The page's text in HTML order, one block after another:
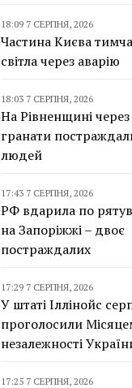
18:09 7 СЕРПНЯ, 2026
Частина Києва
світла через аварію
18:03 7 СЕРПНЯ, 2026
На Рівненщині
гранати
людей
17:43 7 СЕРПНЯ, 2026
РФ вдарила по
на Запоріжжі – двоє
постраждалих
17:29 7 СЕРПНЯ, 2026
У штаті Іллінойс
проголосили
незалежності
17:25 7 СЕРПНЯ, 2026